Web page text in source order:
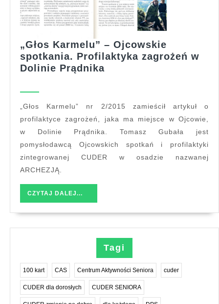
„Głos Karmelu” – Ojcowskie
spotkania. Profilaktyka zagrożeń w
Dolinie Prądnika
Ojcowskie
spotkania.
Profilaktyka
w
Dolinie
„Głos Karmelu” nr 2/2015 zamieścił artykuł o
profilaktyce zagrożeń, jaka ma miejsce w Ojcowie,
w Dolinie Prądnika. Tomasz Gubała jest
pomysłodawcą Ojcowskich spotkań i profilaktyki
zintegrowanej CUDER w osadzie nazwanej
ARCHEZJĄ.
CZYTAJ DALEJ...
DALEJ...
Tagi
100 kart CAS Centrum Aktywności Seniora cuder
CUDER dla dorosłych CUDER SENIORA